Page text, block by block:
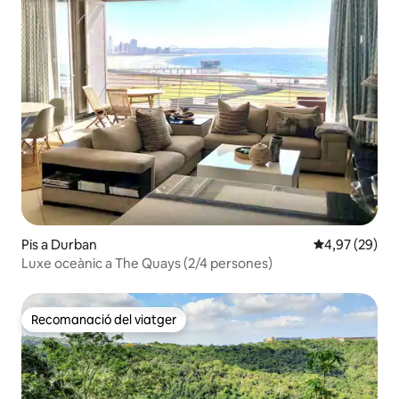
Pis a Durban 4,97 de
4,97 (29)
Luxe oceànic a The Quays (2/4 persones)
Recomanació del viatger
Recomanació del viatger